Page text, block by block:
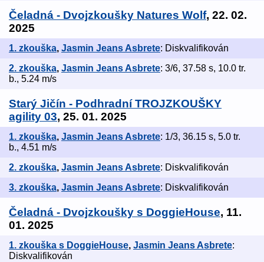
Čeladná - Dvojzkoušky Natures Wolf, 22. 02.
2025
1. zkouška, Jasmin Jeans Asbrete: Diskvalifikován
2. zkouška, Jasmin Jeans Asbrete: 3/6, 37.58 s, 10.0 tr.
b., 5.24 m/s
Starý Jičín - Podhradní TROJZKOUŠKY
agility 03, 25. 01. 2025
1. zkouška, Jasmin Jeans Asbrete: 1/3, 36.15 s, 5.0 tr.
b., 4.51 m/s
2. zkouška, Jasmin Jeans Asbrete: Diskvalifikován
3. zkouška, Jasmin Jeans Asbrete: Diskvalifikován
Čeladná - Dvojzkoušky s DoggieHouse, 11.
01. 2025
1. zkouška s DoggieHouse, Jasmin Jeans Asbrete:
Diskvalifikován